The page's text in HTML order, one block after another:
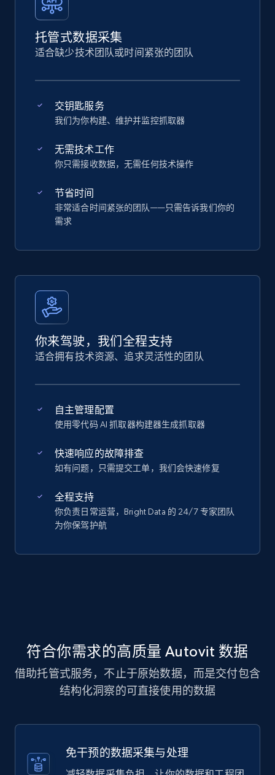
托管式数据采集
适合缺少技术团队或时间紧张的团队
交钥匙服务
我们为你构建、维护并监控抓取器
无需技术工作
你只需接收数据，无需任何技术操作
节省时间
非常适合时间紧张的团队——只需告诉我们你的
需求
你来驾驶，我们全程支持
适合拥有技术资源、追求灵活性的团队
自主管理配置
使用零代码 AI 抓取器构建器生成抓取器
快速响应的故障排查
如有问题，只需提交工单，我们会快速修复
全程支持
你负责日常运营，Bright Data 的 24/7 专家团队
为你保驾护航
符合你需求的高质量 Autovit 数据
借助托管式服务，不止于原始数据，而是交付包含
结构化洞察的可直接使用的数据
免干预的数据采集与处理